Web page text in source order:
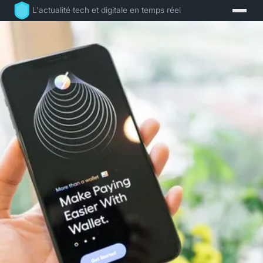
L'actualité tech et digitale en temps réel